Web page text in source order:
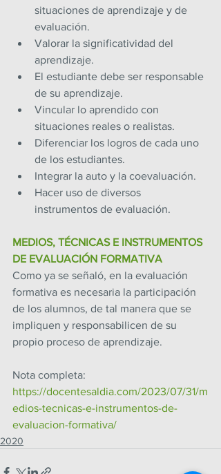
situaciones de aprendizaje y de
evaluación.
Valorar la significatividad del
aprendizaje.
El estudiante debe ser responsable
de su aprendizaje.
Vincular lo aprendido con
situaciones reales o realistas.
Diferenciar los logros de cada uno
de los estudiantes.
Integrar la auto y la coevaluación.
Hacer uso de diversos
instrumentos de evaluación.
MEDIOS, TÉCNICAS E INSTRUMENTOS
DE EVALUACIÓN FORMATIVA
Como ya se señaló, en la evaluación
formativa es necesaria la participación
de los alumnos, de tal manera que se
impliquen y responsabilicen de su
propio proceso de aprendizaje.
Nota completa:
https://docentesaldia.com/2023/07/31/m
edios-tecnicas-e-instrumentos-de-
evaluacion-formativa/
2020